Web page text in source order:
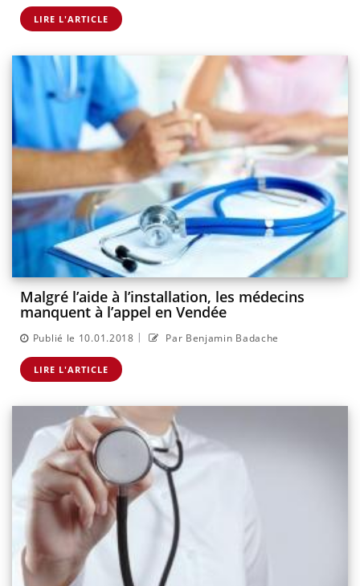
LIRE L'ARTICLE
Malgré l’aide à l’installation, les médecins
manquent à l’appel en Vendée
Publié le 10.01.2018 | Par Benjamin Badache
LIRE L'ARTICLE